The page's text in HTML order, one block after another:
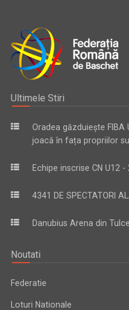
Ultimele Stiri
Oradea găzduiește FIBA
joacă în fața propriilor
Echipe inscrise CN U12 -
4341 DE SPECTATORI
Danubius Arena din
Noutati
Federatie
Loturi Nationale